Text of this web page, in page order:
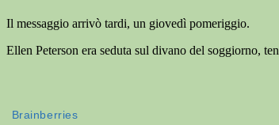
Il messaggio arrivò tardi, un giovedì pomeriggio.
Ellen Peterson era seduta sul divano del soggiorno,